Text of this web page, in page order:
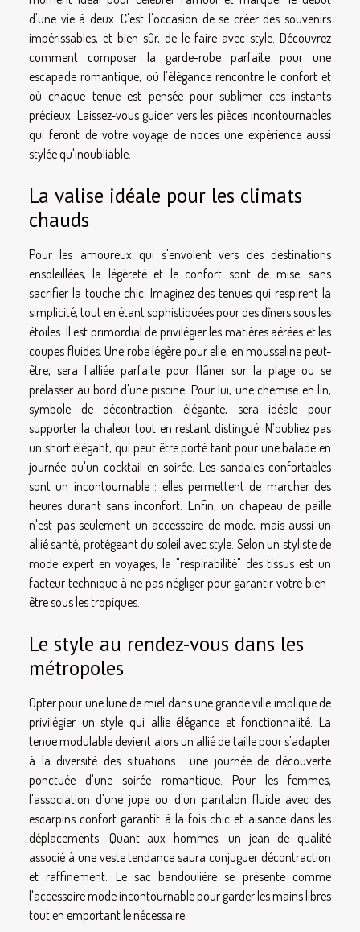
d'une vie à deux. C'est l'occasion de se créer des souvenirs
impérissables, et bien sûr, de le faire avec style. Découvrez
comment composer la garde-robe parfaite pour une
escapade romantique, où l'élégance rencontre le confort et
où chaque tenue est pensée pour sublimer ces instants
précieux. Laissez-vous guider vers les pièces incontournables
qui feront de votre voyage de noces une expérience aussi
stylée qu'inoubliable.
La valise idéale pour les climats
chauds
Pour les amoureux qui s'envolent vers des destinations
ensoleillées, la légèreté et le confort sont de mise, sans
sacrifier la touche chic. Imaginez des tenues qui respirent la
simplicité, tout en étant sophistiquées pour des dîners sous les
étoiles. Il est primordial de privilégier les matières aérées et les
coupes fluides. Une robe légère pour elle, en mousseline peut-
être, sera l'alliée parfaite pour flâner sur la plage ou se
prélasser au bord d'une piscine. Pour lui, une chemise en lin,
symbole de décontraction élégante, sera idéale pour
supporter la chaleur tout en restant distingué. N'oubliez pas
un short élégant, qui peut être porté tant pour une balade en
journée qu'un cocktail en soirée. Les sandales confortables
sont un incontournable : elles permettent de marcher des
heures durant sans inconfort. Enfin, un chapeau de paille
n'est pas seulement un accessoire de mode, mais aussi un
allié santé, protégeant du soleil avec style. Selon un styliste de
mode expert en voyages, la "respirabilité" des tissus est un
facteur technique à ne pas négliger pour garantir votre bien-
être sous les tropiques.
Le style au rendez-vous dans les
métropoles
Opter pour une lune de miel dans une grande ville implique de
privilégier un style qui allie élégance et fonctionnalité. La
tenue modulable devient alors un allié de taille pour s'adapter
à la diversité des situations : une journée de découverte
ponctuée d'une soirée romantique. Pour les femmes,
l'association d'une jupe ou d'un pantalon fluide avec des
escarpins confort garantit à la fois chic et aisance dans les
déplacements. Quant aux hommes, un jean de qualité
associé à une veste tendance saura conjuguer décontraction
et raffinement. Le sac bandoulière se présente comme
l'accessoire mode incontournable pour garder les mains libres
tout en emportant le nécessaire.